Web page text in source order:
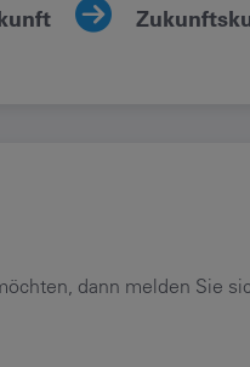
dann melden Sie